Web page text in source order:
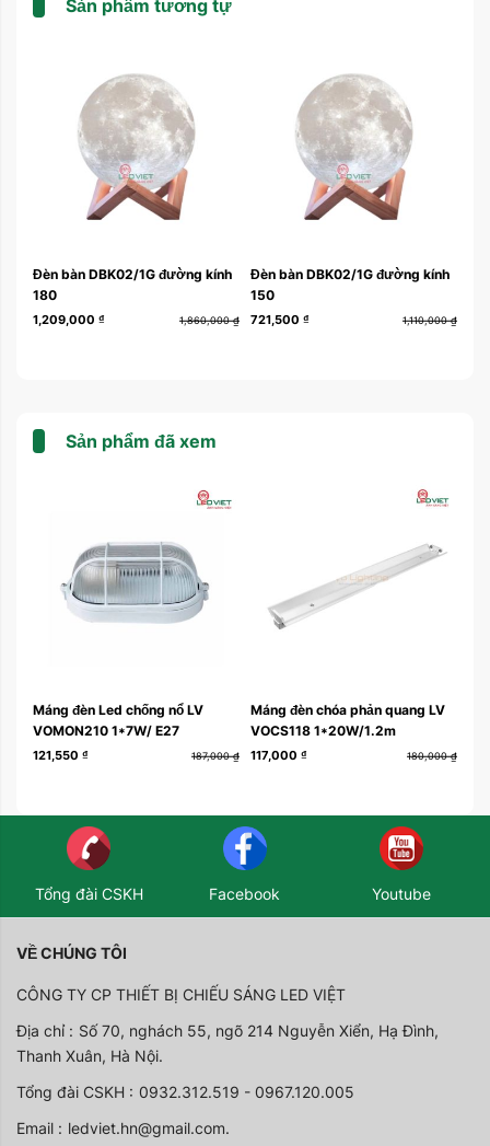
Sản phẩm tương tự
Đèn bàn DBK02/1G đường kính
180
1,209,000 ₫ 1,860,000 ₫
Đèn bàn DBK02/1G đường kính
150
721,500 ₫ 1,110,000 ₫
Sản phẩm đã xem
Máng đèn Led chống nổ LV
VOMON210 1*7W/ E27
121,550 ₫ 187,000 ₫
Máng đèn chóa phản quang LV
VOCS118 1*20W/1.2m
117,000 ₫ 180,000 ₫
Tổng đài CSKH Facebook Youtube
VỀ CHÚNG TÔI
CÔNG TY CP THIẾT BỊ CHIẾU SÁNG LED VIỆT
Địa chỉ : Số 70, nghách 55, ngõ 214 Nguyễn Xiển, Hạ Đình,
Thanh Xuân, Hà Nội.
Tổng đài CSKH : 0932.312.519 - 0967.120.005
Email : ledviet.hn@gmail.com.